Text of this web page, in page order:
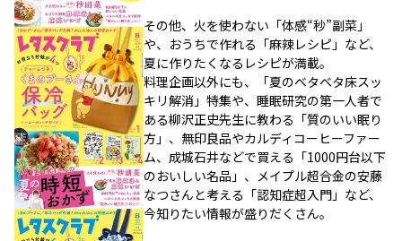
その他、火を使わない「体感“秒”副菜」
や、おうちで作れる「麻辣レシピ」など、
夏に作りたくなるレシピが満載。
料理企画以外にも、「夏のベタベタ床スッ
キリ解消」特集や、睡眠研究の第一人者で
ある柳沢正史先生に教わる「質のいい眠り
方」、無印良品やカルディコーヒーファー
ム、成城石井などで買える「1000円台以下
のおいしい名品」、メイプル超合金の安藤
なつさんと考える「認知症超入門」など、
今知りたい情報が盛りだくさん。